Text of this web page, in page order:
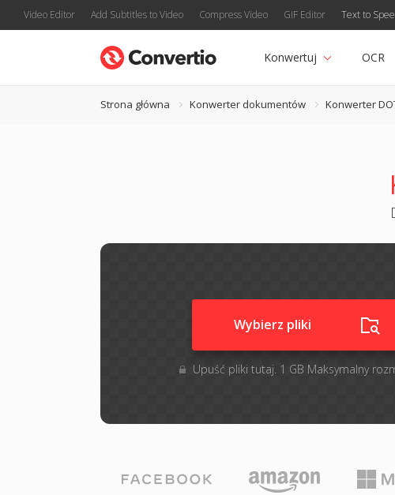
Video Editor Add Subtitles to Video Compress Video GIF Editor Text to
Konwertuj OCR
Strona główna Konwerter dokumentów Konwerter
Wybierz pliki
Upuść pliki tutaj. 1 GB Maksymalny